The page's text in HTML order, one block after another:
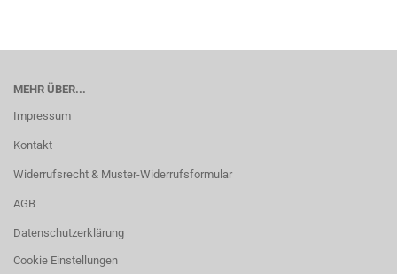
MEHR ÜBER...
Impressum
Kontakt
Widerrufsrecht & Muster-Widerrufsformular
AGB
Datenschutzerklärung
Cookie Einstellungen